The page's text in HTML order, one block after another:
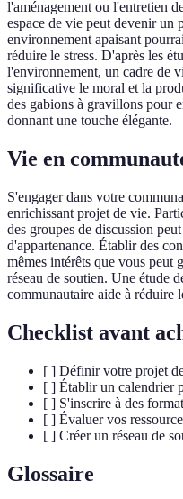
l'aménagement ou l'entretien
espace de vie peut devenir un
environnement apaisant
réduire le stress. D'après les
l'environnement, un cadre de
significative le moral et la
des gabions à gravillons pour
donnant une touche élégante.
Vie en
S'engager dans votre
enrichissant projet de vie.
des groupes de discussion
d'appartenance. Établir des
mêmes intérêts que vous peut
réseau de soutien. Une étude
communautaire aide à réduire
Checklist avant
[ ] Définir votre projet
[ ] Établir un calendrier
[ ] S'inscrire à des
[ ] Évaluer vos
[ ] Créer un réseau de
Glossaire